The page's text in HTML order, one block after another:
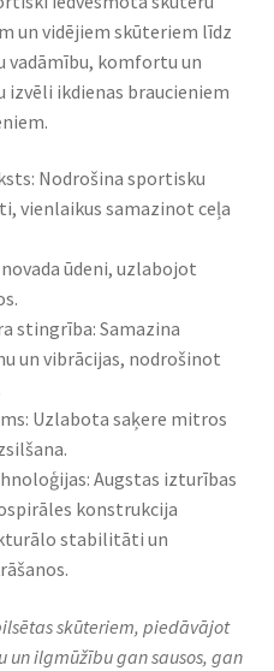
un vidējiem skūteriem līdz
vadāmību, komfortu un
ikdienas braucieniem
Nodrošina sportisku
vienlaikus samazinot ceļa
ūdeni, uzlabojot
stingrība: Samazina
un vibrācijas, nodrošinot
Uzlabota saķere mitros
Augstas izturības
konstrukcija
stabilitāti un
skūteriem, piedāvājot
ilgmūžību gan sausos, gan